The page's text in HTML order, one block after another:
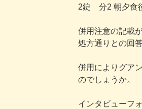
2錠 分2 朝夕食
併用注意の記載
処方通りとの回
併用によりグア
のでしょうか。
インタビューフ